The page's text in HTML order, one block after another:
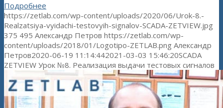
Подробнее
https://zetlab.com/wp-content/uploads/2020/06/Urok-8.-
Realzatsiya-vyidachi-testovyih-signalov-SCADA-ZETVIEW.jpg
375 495 Александр Петров https://zetlab.com/wp-
content/uploads/2018/01/Logotipo-ZETLAB.png Александр
Петров2020-06-19 11:14:442021-03-03 15:46:20SCADA
ZETVIEW Урок №8. Реализация выдачи тестовых сигналов